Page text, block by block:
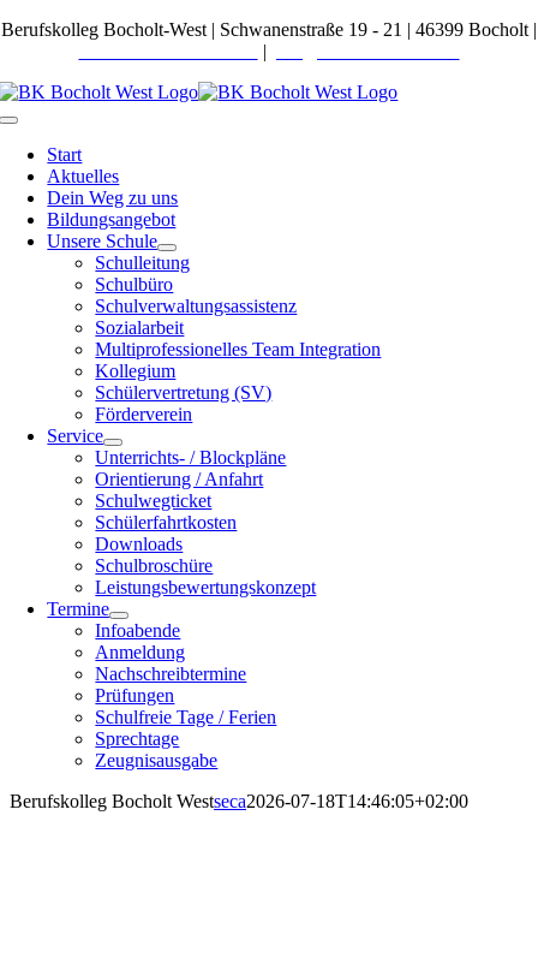
Zum
Berufskolleg Bocholt-West | Schwanenstraße 19 - 21 | 46399 Bocholt |
|
Toggle
Navigation
Start
Aktuelles
Dein Weg zu uns
Bildungsangebot
Unsere Schule
Schulleitung
Schulbüro
Schulverwaltungsassistenz
Sozialarbeit
Multiprofessionelles Team Integration
Kollegium
Schülervertretung (SV)
Förderverein
Service
Unterrichts- / Blockpläne
Orientierung / Anfahrt
Schulwegticket
Schülerfahrtkosten
Downloads
Schulbroschüre
Leistungsbewertungskonzept
Termine
Infoabende
Anmeldung
Nachschreibtermine
Prüfungen
Schulfreie Tage / Ferien
Sprechtage
Zeugnisausgabe
Berufskolleg Bocholt Westseca2026-07-18T14:46:05+02:00